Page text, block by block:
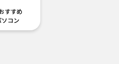
すすめ
ソコン